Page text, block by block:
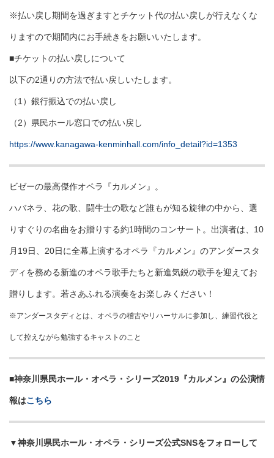
※払い戻し期間を過ぎますとチケット代の払い戻しが行えなくな
りますので期間内にお手続きをお願いいたします。
■チケットの払い戻しについて
以下の2通りの方法で払い戻しいたします。
（1）銀行振込での払い戻し
（2）県民ホール窓口での払い戻し
https://www.kanagawa-kenminhall.com/info_detail?id=1353
ビゼーの最高傑作オペラ『カルメン』。
ハバネラ、花の歌、闘牛士の歌など誰もが知る旋律の中から、選
りすぐりの名曲をお贈りする約1時間のコンサート。出演者は、10
月19日、20日に全幕上演するオペラ『カルメン』のアンダースタ
ディを務める新進のオペラ歌手たちと新進気鋭の歌手を迎えてお
贈りします。若さあふれる演奏をお楽しみください！
※アンダースタディとは、オペラの稽古やリハーサルに参加し、練習代役と
して控えながら勉強するキャストのこと
■神奈川県民ホール・オペラ・シリーズ2019『カルメン』の公演情
報はこちら
▼神奈川県民ホール・オペラ・シリーズ公式SNSをフォローして